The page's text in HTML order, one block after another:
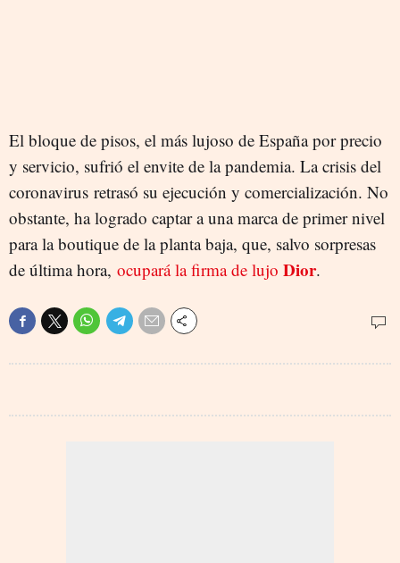
El bloque de pisos, el más lujoso de España por precio
y servicio, sufrió el envite de la pandemia. La crisis del
coronavirus retrasó su ejecución y comercialización. No
obstante, ha logrado captar a una marca de primer nivel
para la boutique de la planta baja, que, salvo sorpresas
de última hora, ocupará la firma de lujo Dior.